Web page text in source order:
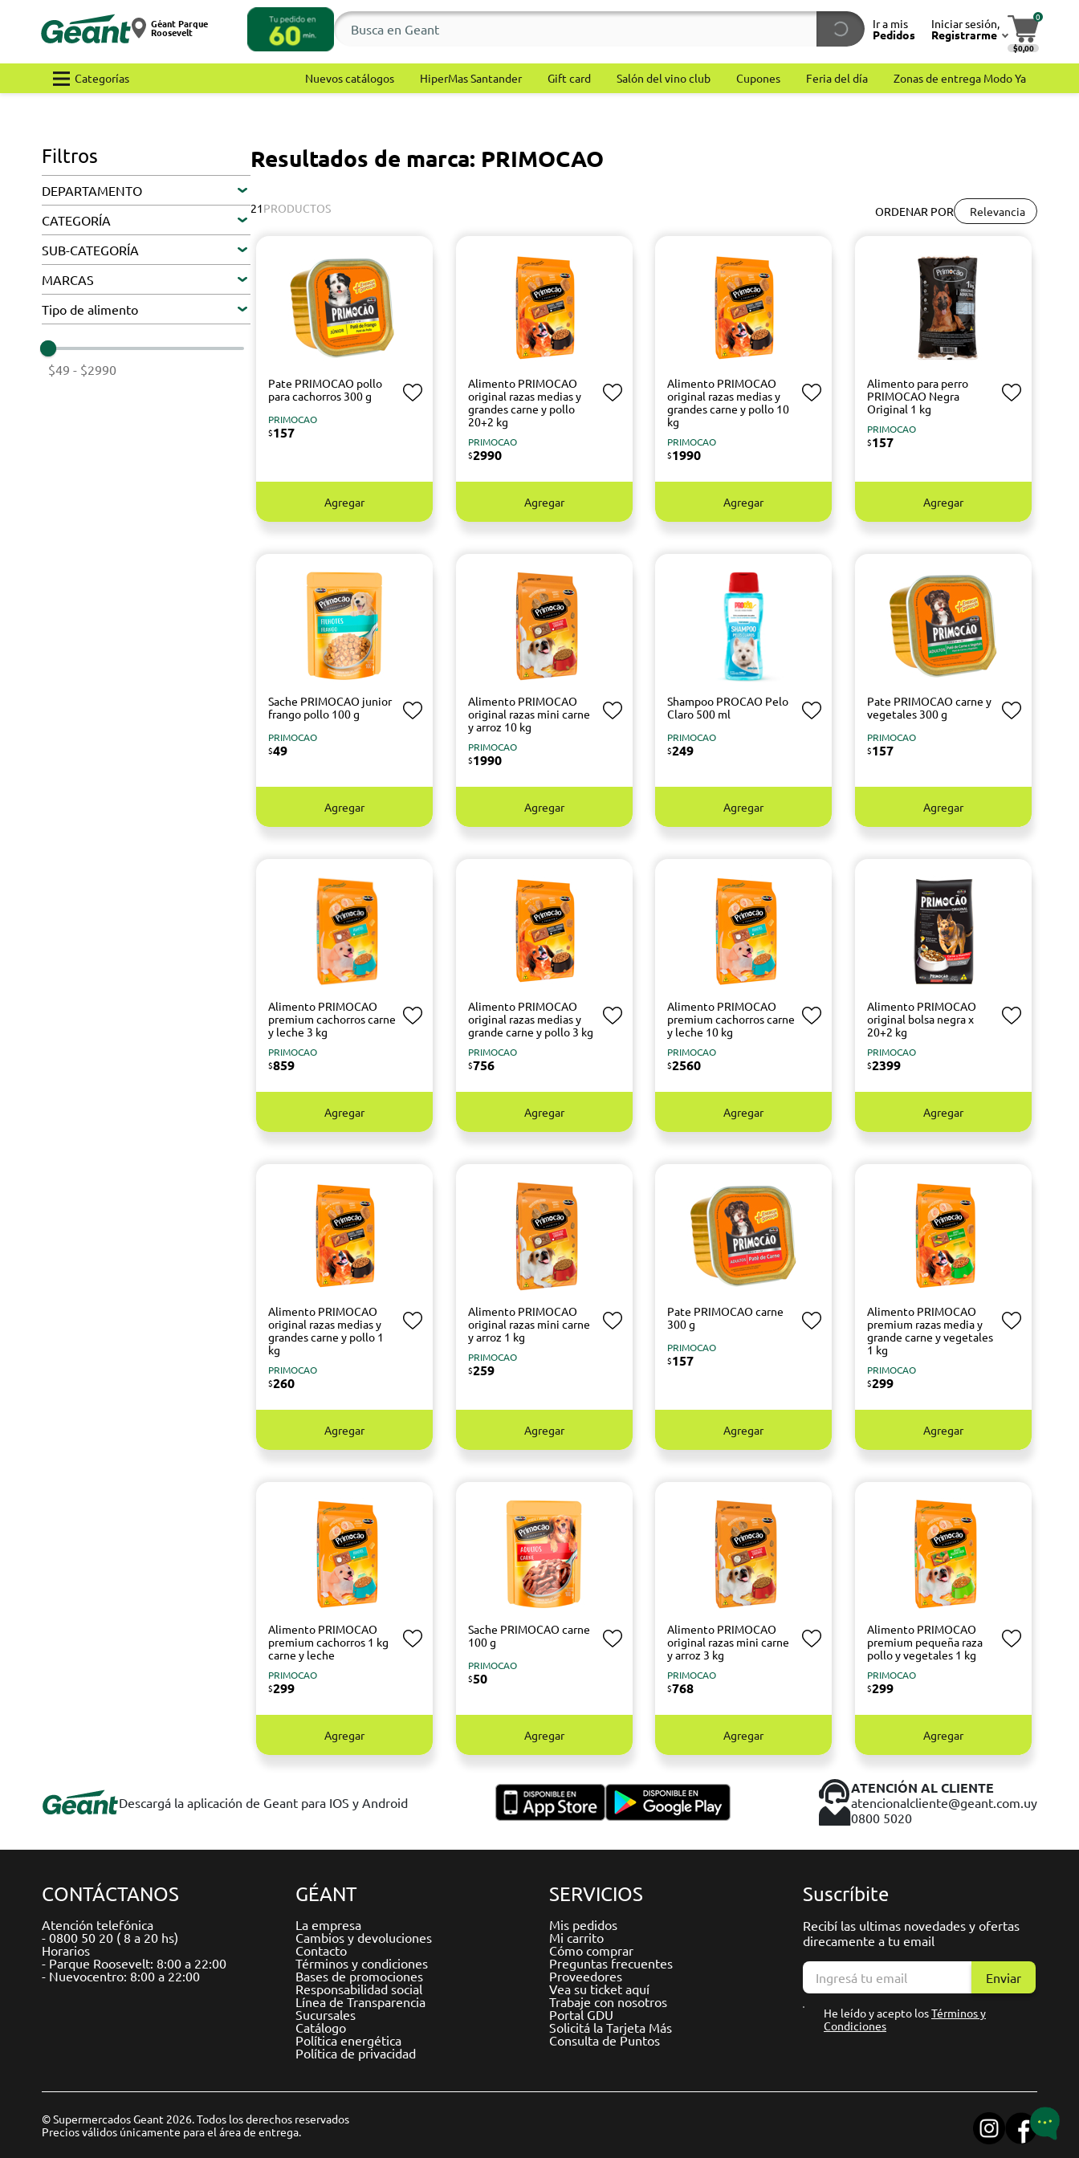
Géant Parque
Roosevelt
Ir a mis
Pedidos
Iniciar sesión,
Registrarme
0
$0,00
Categorías Nuevos catálogos HiperMas Santander Gift card Salón del vino club Cupones Feria del día Zonas de entrega Modo Ya
Filtros
DEPARTAMENTO
CATEGORÍA
SUB-CATEGORÍA
MARCAS
Tipo de alimento
$49 - $2990
Resultados de marca: PRIMOCAO
ORDENAR POR Relevancia
21PRODUCTOS
Pate PRIMOCAO pollo
para cachorros 300 g
PRIMOCAO
$157
Agregar
Alimento PRIMOCAO
original razas medias y
grandes carne y pollo
20+2 kg
PRIMOCAO
$2990
Agregar
Alimento PRIMOCAO
original razas medias y
grandes carne y pollo 10
kg
PRIMOCAO
$1990
Agregar
Alimento para perro
PRIMOCAO Negra
Original 1 kg
PRIMOCAO
$157
Agregar
Sache PRIMOCAO junior
frango pollo 100 g
PRIMOCAO
$49
Agregar
Alimento PRIMOCAO
original razas mini carne
y arroz 10 kg
PRIMOCAO
$1990
Agregar
Shampoo PROCAO Pelo
Claro 500 ml
PRIMOCAO
$249
Agregar
Pate PRIMOCAO carne y
vegetales 300 g
PRIMOCAO
$157
Agregar
Alimento PRIMOCAO
premium cachorros carne
y leche 3 kg
PRIMOCAO
$859
Agregar
Alimento PRIMOCAO
original razas medias y
grande carne y pollo 3 kg
PRIMOCAO
$756
Agregar
Alimento PRIMOCAO
premium cachorros carne
y leche 10 kg
PRIMOCAO
$2560
Agregar
Alimento PRIMOCAO
original bolsa negra x
20+2 kg
PRIMOCAO
$2399
Agregar
Alimento PRIMOCAO
original razas medias y
grandes carne y pollo 1
kg
PRIMOCAO
$260
Agregar
Alimento PRIMOCAO
original razas mini carne
y arroz 1 kg
PRIMOCAO
$259
Agregar
Pate PRIMOCAO carne
300 g
PRIMOCAO
$157
Agregar
Alimento PRIMOCAO
premium razas media y
grande carne y vegetales
1 kg
PRIMOCAO
$299
Agregar
Alimento PRIMOCAO
premium cachorros 1 kg
carne y leche
PRIMOCAO
$299
Agregar
Sache PRIMOCAO carne
100 g
PRIMOCAO
$50
Agregar
Alimento PRIMOCAO
original razas mini carne
y arroz 3 kg
PRIMOCAO
$768
Agregar
Alimento PRIMOCAO
premium pequeña raza
pollo y vegetales 1 kg
PRIMOCAO
$299
Agregar
Descargá la aplicación de Geant para IOS y Android
ATENCIÓN AL CLIENTE
atencionalcliente@geant.com.uy
0800 5020
CONTÁCTANOS
Atención telefónica
- 0800 50 20 ( 8 a 20 hs)
Horarios
- Parque Roosevelt: 8:00 a 22:00
- Nuevocentro: 8:00 a 22:00
GÉANT
La empresa
Cambios y devoluciones
Contacto
Términos y condiciones
Bases de promociones
Responsabilidad social
Línea de Transparencia
Sucursales
Catálogo
Política energética
Política de privacidad
SERVICIOS
Mis pedidos
Mi carrito
Cómo comprar
Preguntas frecuentes
Proveedores
Vea su ticket aquí
Trabaje con nosotros
Portal GDU
Solicitá la Tarjeta Más
Consulta de Puntos
Suscríbite
Recibí las ultimas novedades y ofertas
direcamente a tu email
Enviar
He leído y acepto losTérminos y
Condiciones
© Supermercados Geant 2026. Todos los derechos reservados
Precios válidos únicamente para el área de entrega.